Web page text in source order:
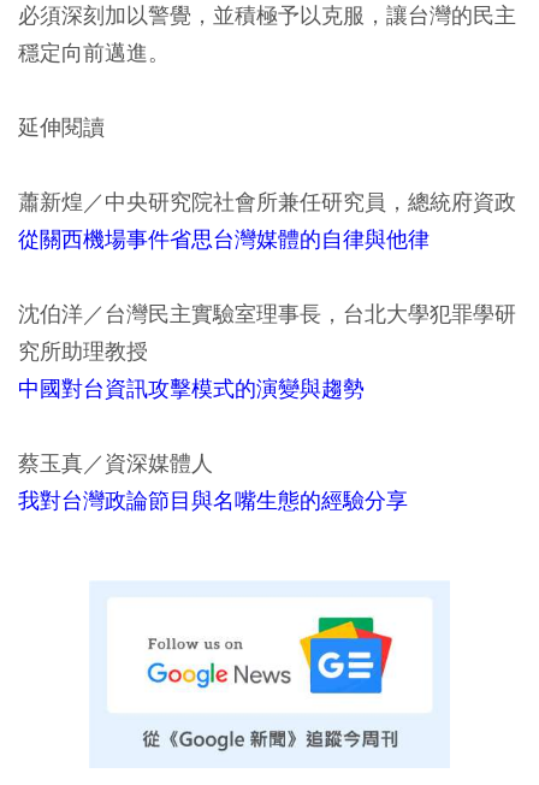
必須深刻加以警覺，並積極予以克服，讓台灣的民主
穩定向前邁進。
延伸閱讀
蕭新煌／中央研究院社會所兼任研究員，總統府資政
從關西機場事件省思台灣媒體的自律與他律
沈伯洋／台灣民主實驗室理事長，台北大學犯罪學研
究所助理教授
中國對台資訊攻擊模式的演變與趨勢
蔡玉真／資深媒體人
我對台灣政論節目與名嘴生態的經驗分享